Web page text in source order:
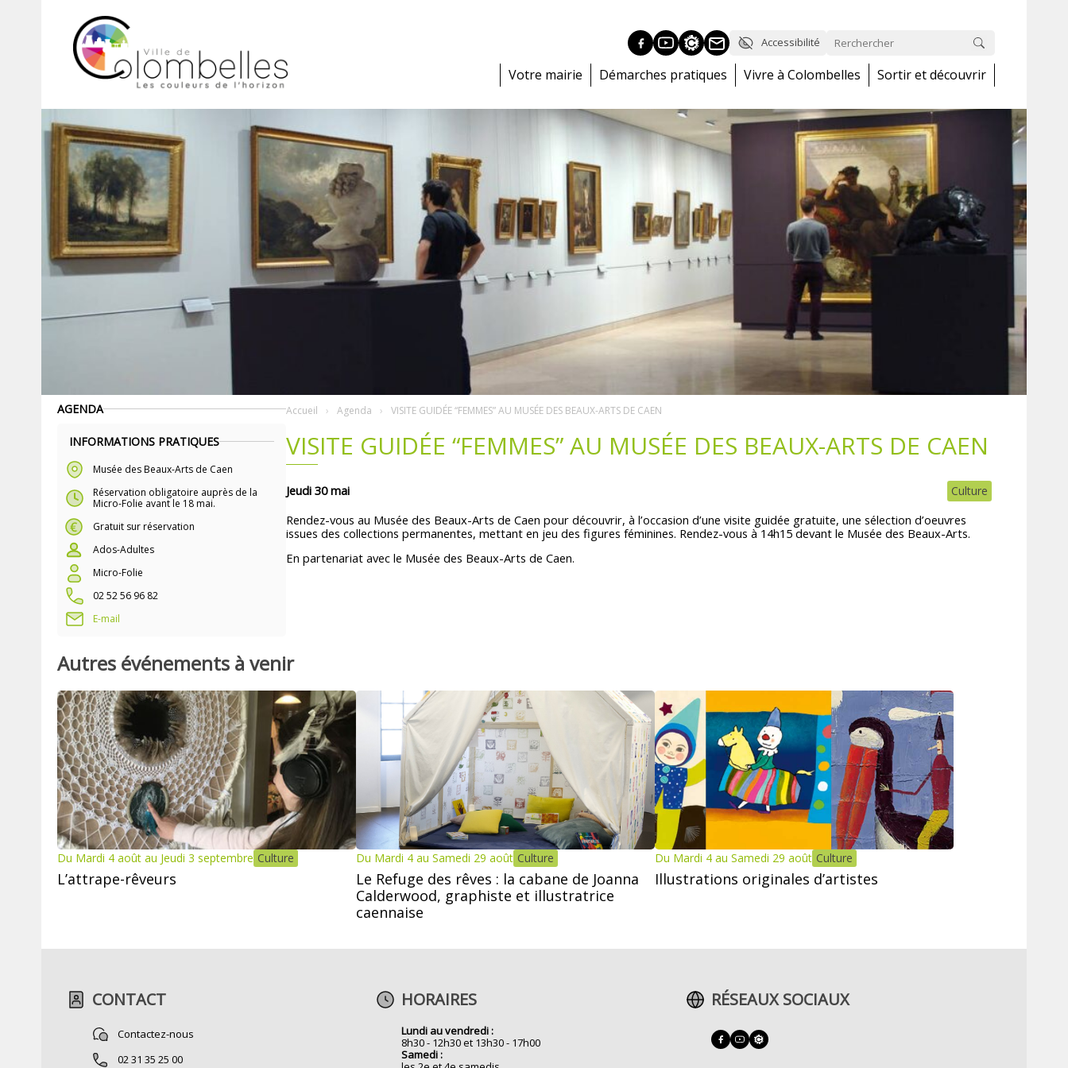
Accessibilité
Votre mairie Démarches pratiques Vivre à Colombelles Sortir et découvrir
AGENDA
INFORMATIONS PRATIQUES
Musée des Beaux-Arts de Caen
Réservation obligatoire auprès de la
Micro-Folie avant le 18 mai.
Gratuit sur réservation
Ados-Adultes
Micro-Folie
02 52 56 96 82
E-mail
Accueil Agenda VISITE GUIDÉE “FEMMES” AU MUSÉE DES BEAUX-ARTS DE CAEN
VISITE GUIDÉE “FEMMES” AU MUSÉE DES BEAUX-ARTS DE CAEN
Jeudi 30 mai Culture
Rendez-vous au Musée des Beaux-Arts de Caen pour découvrir, à l’occasion d’une visite guidée gratuite, une sélection d’oeuvres
issues des collections permanentes, mettant en jeu des figures féminines. Rendez-vous à 14h15 devant le Musée des Beaux-Arts.
En partenariat avec le Musée des Beaux-Arts de Caen.
Autres événements à venir
Du Mardi 4 août au Jeudi 3 septembre Culture
L’attrape-rêveurs
Du Mardi 4 au Samedi 29 août Culture
Le Refuge des rêves : la cabane de Joanna
Calderwood, graphiste et illustratrice
caennaise
Du Mardi 4 au Samedi 29 août Culture
Illustrations originales d’artistes
CONTACT
Contactez-nous
02 31 35 25 00
HORAIRES
Lundi au vendredi :
8h30 - 12h30 et 13h30 - 17h00
Samedi :
RÉSEAUX SOCIAUX